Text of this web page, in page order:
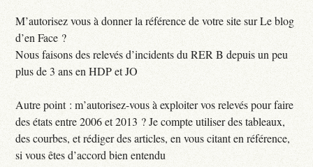
M’autorisez vous à donner la référence de votre site sur Le blog
d’en Face ?
Nous faisons des relevés d’incidents du RER B depuis un peu
plus de 3 ans en HDP et JO
Autre point : m’autorisez-vous à exploiter vos relevés pour faire
des états entre 2006 et 2013 ? Je compte utiliser des tableaux,
des courbes, et rédiger des articles, en vous citant en référence,
si vous êtes d’accord bien entendu